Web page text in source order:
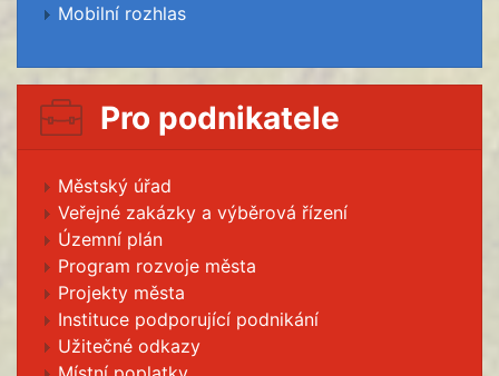
Mobilní rozhlas
Pro podnikatele
Městský úřad
Veřejné zakázky a výběrová řízení
Územní plán
Program rozvoje města
Projekty města
Instituce podporující podnikání
Užitečné odkazy